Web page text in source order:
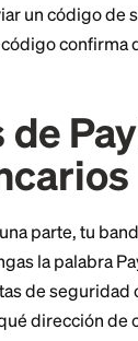
está
enviar
ese